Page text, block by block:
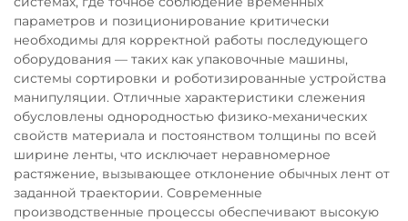
параметров и позиционирование критически
необходимы для корректной работы последующего
оборудования — таких как упаковочные машины,
системы сортировки и роботизированные устройства
манипуляции. Отличные характеристики слежения
обусловлены однородностью физико-механических
свойств материала и постоянством толщины по всей
ширине ленты, что исключает неравномерное
растяжение, вызывающее отклонение обычных лент от
заданной траектории. Современные
производственные процессы обеспечивают высокую